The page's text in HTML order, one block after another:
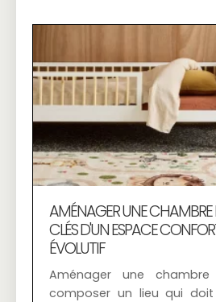
AMÉNAGER UNE CHAMBRE
CLÉS D'UN ESPACE
ÉVOLUTIF
Aménager une
composer un lieu qui